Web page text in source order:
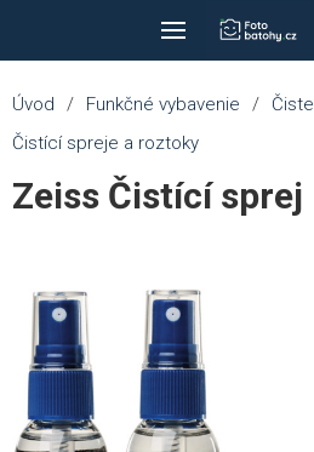
Úvod / Funkčné vybavenie /
Čistící spreje a roztoky
Zeiss Čistící